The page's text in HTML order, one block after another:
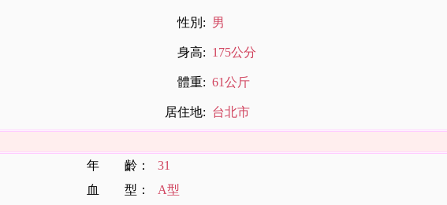
性別: 男
身高: 175公分
體重: 61公斤
居住地: 台北市
年 齡：
31
血 型：
A型